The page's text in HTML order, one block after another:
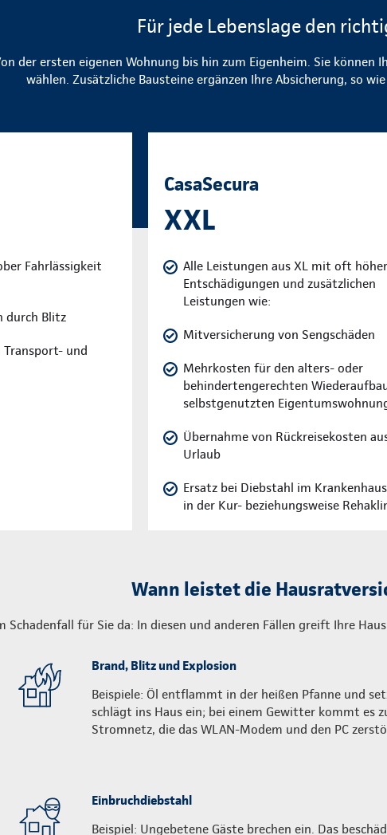
Für jede Lebenslage den
der ersten eigenen Wohnung bis hin zum Eigenheim. Sie können
wählen. Zusätzliche Bausteine ergänzen Ihre Absicherung, so
Fahrlässigkeit
durch Blitz
Transport- und
CasaSecura
XXL
Alle Leistungen aus XL mit oft
Entschädigungen und zusätzlichen
Leistungen wie:
Mitversicherung von Sengschäden
Mehrkosten für den alters- oder
behindertengerechten
selbstgenutzten
Übernahme von Rückreisekosten
Urlaub
Ersatz bei Diebstahl im
in der Kur- beziehungsweise
Wann leistet die
Schadenfall für Sie da: In diesen und anderen Fällen greift Ihre
Brand, Blitz und Explosion
Beispiele: Öl entflammt in der heißen Pfanne und
schlägt ins Haus ein; bei einem Gewitter kommt es
Stromnetz, die das WLAN-Modem und den PC
Einbruchdiebstahl
Beispiel: Ungebetene Gäste brechen ein. Das